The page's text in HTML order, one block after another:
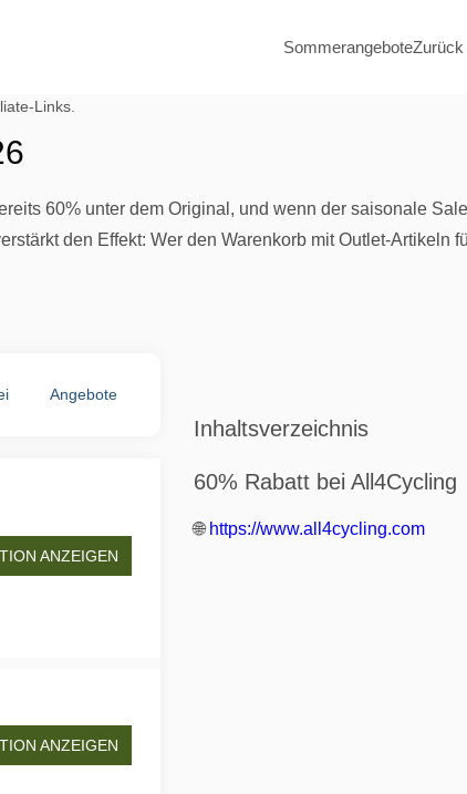
Sommerangebote
Links.
60% unter dem Original, und wenn der saisonale
den Effekt: Wer den Warenkorb mit Outlet-Artikeln
Angebote
ANZEIGEN
ANZEIGEN
Inhaltsverzeichnis
60% Rabatt bei All4Cycling
🌐 https://www.all4cycling.com